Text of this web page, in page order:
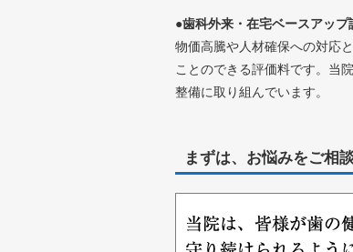
●歯科外来・在宅ベースアップ
物価高騰や人材確保への対応
ことのできる評価料です。当
整備に取り組んでいます。
まずは、お悩みをご相